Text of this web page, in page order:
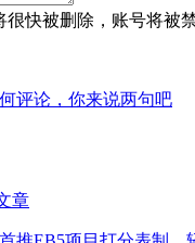
快被删除，账号将被
评论，你来说两句吧
章